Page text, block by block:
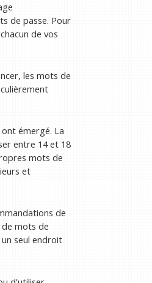
de passe. Pour
de vos
les mots de
émergé. La
entre 14 et 18
mots de
et
de
de mots de
seul endroit